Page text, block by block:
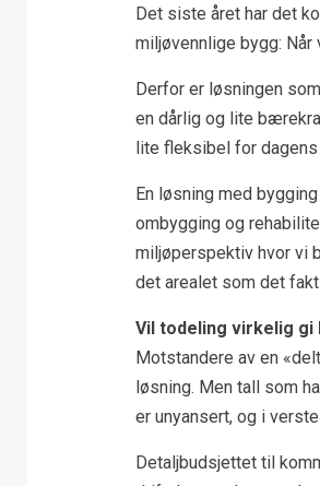
Det siste året har det
miljøvennlige bygg:
Derfor er løsningen
en dårlig og lite
lite fleksibel for dagens
En løsning med
ombygging og
miljøperspektiv hvor vi
det arealet som det
Vil todeling virkelig
Motstandere av en
løsning. Men tall som
er unyansert, og i
Detaljbudsjettet til